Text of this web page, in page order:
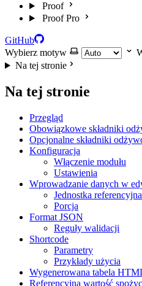
Proof
Proof Pro
GitHub
Wybierz motyw
Na tej stronie
Na tej stronie
Przegląd
Obowiązkowe składniki
Opcjonalne składniki
Konfiguracja
Włączenie modułu
Ustawienia
Wprowadzanie danych w
Jednostka
Porcja
Format JSON
Reguły walidacji
Shortcode
Parametry
Przykłady użycia
Wygenerowana tabela
Referencyjna wartość